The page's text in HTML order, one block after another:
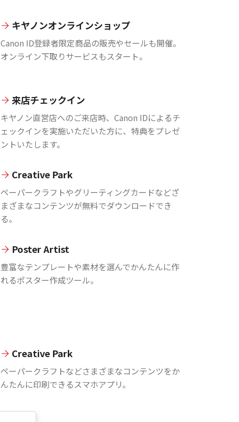
キヤノンオンラインショップ
Canon ID登録者限定商品の販売やセールも開催。
オンライン下取りサービスもスタート。
来店チェックイン
キヤノン直営店へのご来店時、Canon IDによるチ
ェックインを実施いただいた方に、特典をプレゼ
ントいたします。
Creative Park
ペーパークラフトやグリーティングカードなどざ
まざまなコンテンツが無料でダウンロードでき
る。
Poster Artist
豊富なテンプレートや素材を選んでかんたんに作
れるポスター作成ツール。
Creative Park
ペーパークラフトなどさまざまなコンテンツをか
んたんに印刷できるスマホアプリ。